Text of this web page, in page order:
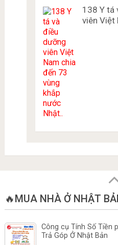
138 Y tá
viên Việt
🔥MUA NHÀ Ở NHẬT
Công cụ Tính Số Tiền
Trả Góp Ở Nhật Bản